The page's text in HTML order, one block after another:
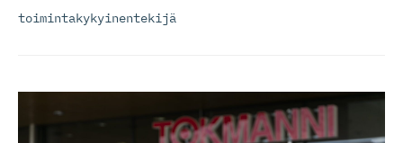
toimintakykyinentekijä